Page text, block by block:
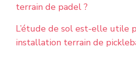
terrain de padel ?
L’étude de sol est-elle utile
installation terrain de